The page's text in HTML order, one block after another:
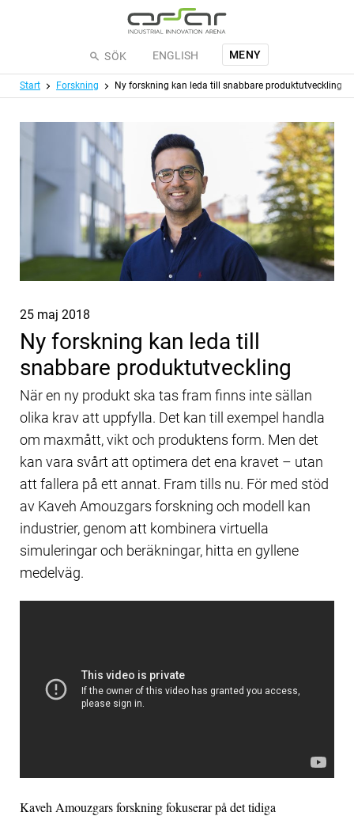
SÖK ENGLISH MENY
Meny
Start Forskning Ny forskning kan leda till snabbare produktutveckling
Publicerat
25 maj 2018
Ny forskning kan leda till
snabbare produktutveckling
När en ny produkt ska tas fram finns inte sällan
olika krav att uppfylla. Det kan till exempel handla
om maxmått, vikt och produktens form. Men det
kan vara svårt att optimera det ena kravet – utan
att fallera på ett annat. Fram tills nu. För med stöd
av Kaveh Amouzgars forskning och modell kan
industrier, genom att kombinera virtuella
simuleringar och beräkningar, hitta en gyllene
medelväg.
Kaveh Amouzgars forskning fokuserar på det tidiga